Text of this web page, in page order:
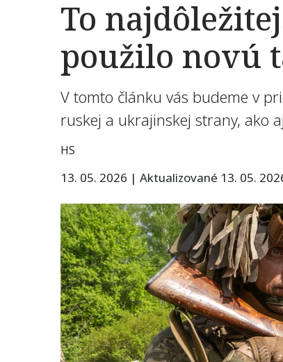
To
použilo novú
V tomto článku vás budeme v
ruskej a ukrajinskej strany, ako
HS
13. 05. 2026 | Aktualizované 13. 05.